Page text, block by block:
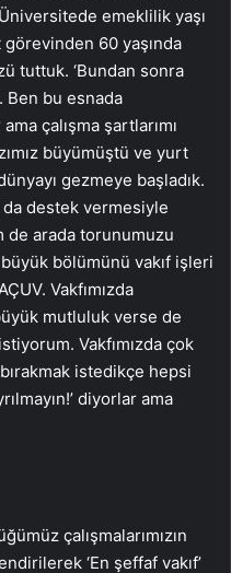
emeklilik yaşı
60 yaşında
tuttuk. ‘Bundan sonra
Ben bu esnada
çalışma şartlarımı
büyümüştü ve yurt
gezmeye başladık.
da destek vermesiyle
de arada torunumuzu
bölümünü vakıf işleri
Vakfımızda
mutluluk verse de
Vakfımızda çok
istedikçe hepsi
diyorlar ama
çalışmalarımızın
‘En şeffaf vakıf’